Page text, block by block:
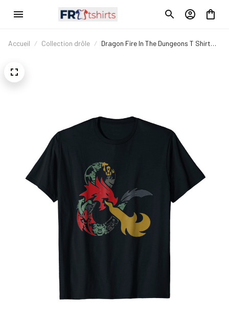
Accueil Collection drôle
Dragon Fire In The Dungeons T Shirt